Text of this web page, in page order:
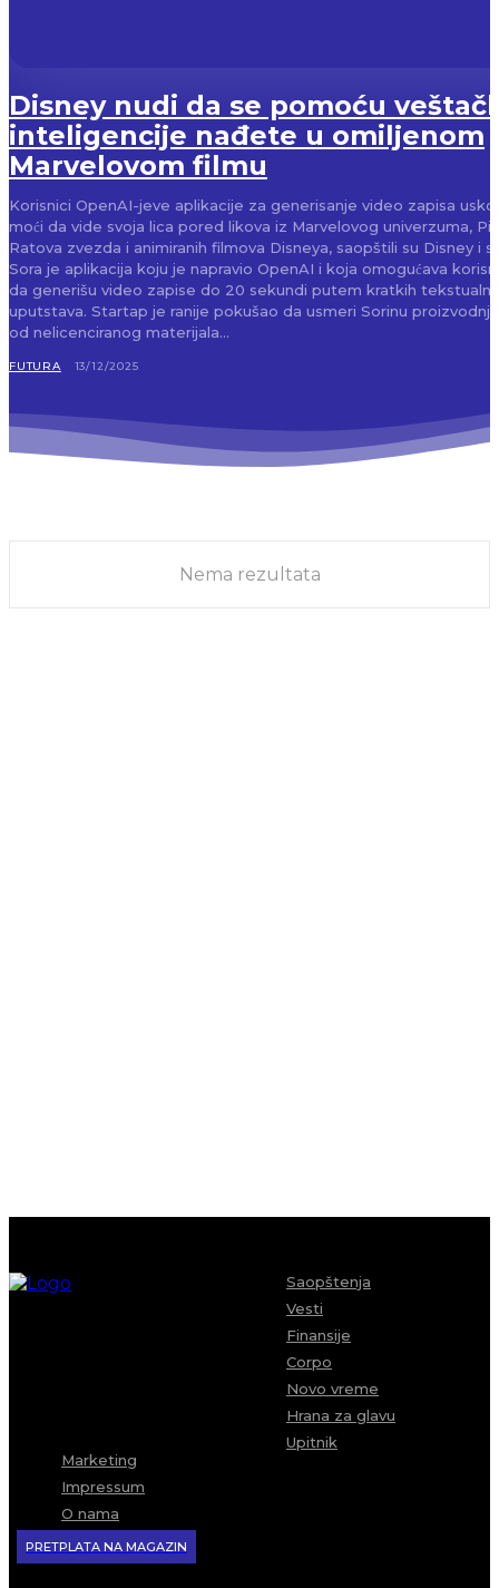
Disney nudi da se pomoću
inteligencije nađete u omiljenom
Marvelovom filmu
Korisnici OpenAI-jeve aplikacije za generisanje video zapisa
moći da vide svoja lica pored likova iz Marvelovog univerzuma,
Ratova zvezda i animiranih filmova Disneya, saopštili su Disney i
Sora je aplikacija koju je napravio OpenAI i koja omogućava
da generišu video zapise do 20 sekundi putem kratkih
uputstava. Startap je ranije pokušao da usmeri Sorinu
od nelicenciranog materijala...
FUTURA 13/12/2025
Nema rezultata
Saopštenja
Vesti
Finansije
Corpo
Novo vreme
Hrana za glavu
Upitnik
Marketing
Impressum
O nama
PRETPLATA NA MAGAZIN